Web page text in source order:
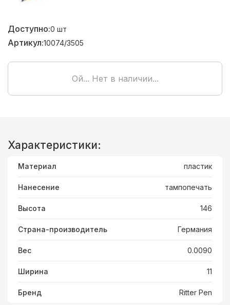
Доступно:0 шт
Артикул:10074/3505
Ой... Нет в наличии...
Характеристики:
Материал пластик
Нанесение тампопечать
Высота 146
Страна-производитель Германия
Вес 0.0090
Ширина 11
Бренд Ritter Pen